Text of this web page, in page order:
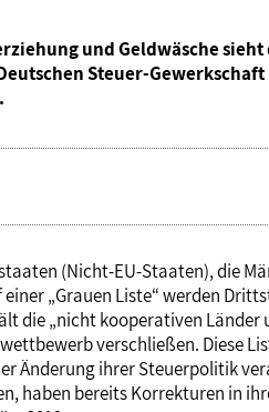
und Geldwäsche
Steuer-Gewerkschaft
(Nicht-EU-Staaten), die
„Grauen Liste“ werden
die „nicht kooperativen Länder
verschließen. Diese
Änderung ihrer Steuerpolitik
haben bereits Korrekturen in